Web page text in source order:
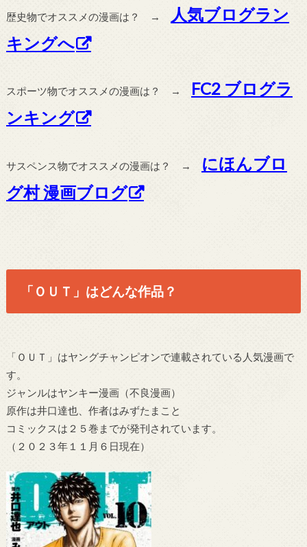
歴史物でオススメの漫画は？ →
人気ブログラン
キングへ
スポーツ物でオススメの漫画は？ →
FC2 ブログラ
ンキング
サスペンス物でオススメの漫画は？ →
にほんブロ
グ村 漫画ブログ
「ＯＵＴ」はどんな作品？
「ＯＵＴ」はヤングチャンピオンで連載されている人気漫画で
す。
ジャンルはヤンキー漫画（不良漫画）
原作は井口達也、作者はみずたまこと
コミックスは２５巻までが発刊されています。
（２０２３年１１月６日現在）